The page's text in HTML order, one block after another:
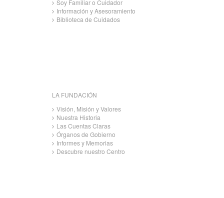
Soy Familiar o Cuidador
Información y Asesoramiento
Biblioteca de Cuidados
LA FUNDACIÓN
Visión, Misión y Valores
Nuestra Historia
Las Cuentas Claras
Órganos de Gobierno
Informes y Memorias
Descubre nuestro Centro